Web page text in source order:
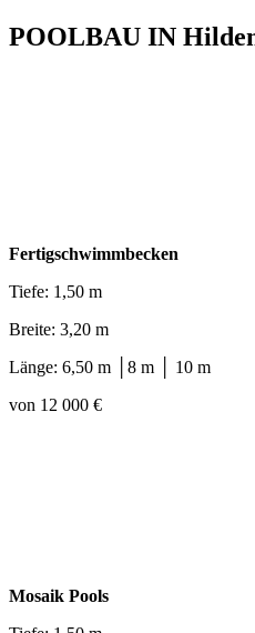
POOLBAU IN
Fertigschwimmbecken
Tiefe: 1,50 m
Breite: 3,20 m
Länge: 6,50 m │8 m │ 10 m
von 12 000 €
Mosaik Pools